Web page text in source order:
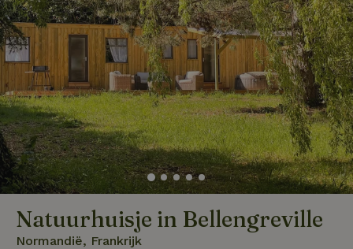
Natuurhuisje in Bellengreville
Normandië, Frankrijk